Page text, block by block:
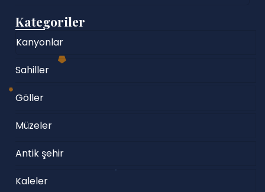
Kategoriler
Kanyonlar
Sahiller
Göller
Müzeler
Antik şehir
Kaleler